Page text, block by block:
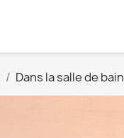
Dans la salle de bain